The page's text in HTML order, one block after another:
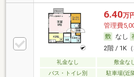
6.40万
管理費
なし
2階 / 1K
礼金なし 敷金な
バス・トイレ別
駐車場(近